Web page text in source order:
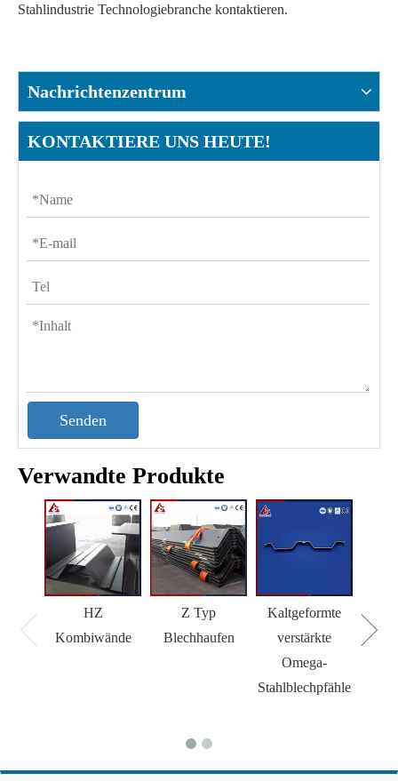
Stahlindustrie Technologiebranche kontaktieren.
Nachrichtenzentrum
KONTAKTIERE UNS HEUTE!
Senden
Verwandte Produkte
HZ
Kombiwände
Z Typ
Blechhaufen
Kaltgeformte
verstärkte
Omega-
Stahlblechpfähle